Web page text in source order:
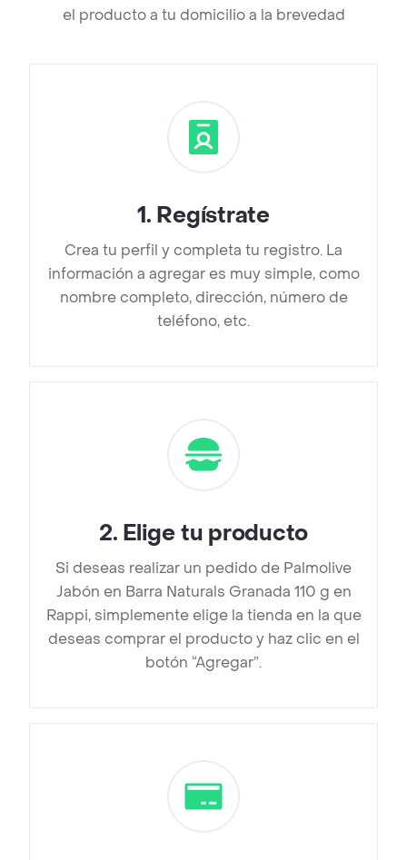
el producto a tu domicilio a la brevedad
1. Regístrate
Crea tu perfil y completa tu registro. La
información a agregar es muy simple, como
nombre completo, dirección, número de
teléfono, etc.
2. Elige tu producto
Si deseas realizar un pedido de Palmolive
Jabón en Barra Naturals Granada 110 g en
Rappi, simplemente elige la tienda en la que
deseas comprar el producto y haz clic en el
botón “Agregar”.